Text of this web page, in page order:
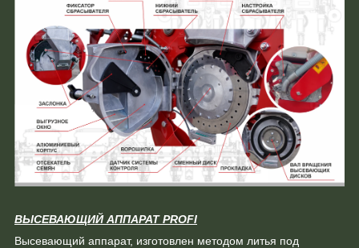
ВЫСЕВАЮЩИЙ АППАРАТ PROFI
Высевающий аппарат, изготовлен методом литья под